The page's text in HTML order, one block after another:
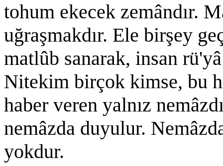
tohum ekecek zemândır.
uğraşmakdır. Ele birşey
matlûb sanarak, insan
Nitekim birçok kimse, bu
haber veren yalnız
nemâzda duyulur.
yokdur.